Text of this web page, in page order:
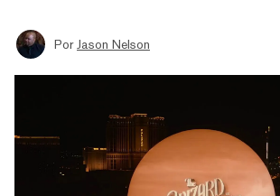
Por Jason Nelson